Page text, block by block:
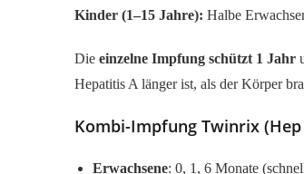
Kinder (1–15 Jahre): Halbe
Die einzelne Impfung schützt 1 Jahr
Hepatitis A länger ist, als der Körper
Kombi-Impfung Twinrix (Hep
Erwachsene: 0, 1, 6 Monate